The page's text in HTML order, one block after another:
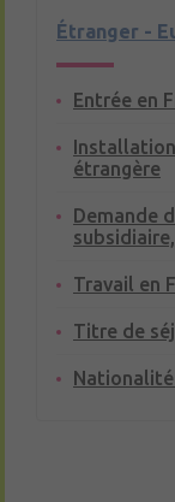
Étranger -
Entrée en
étrangère
Demande
Travail en
Titre de